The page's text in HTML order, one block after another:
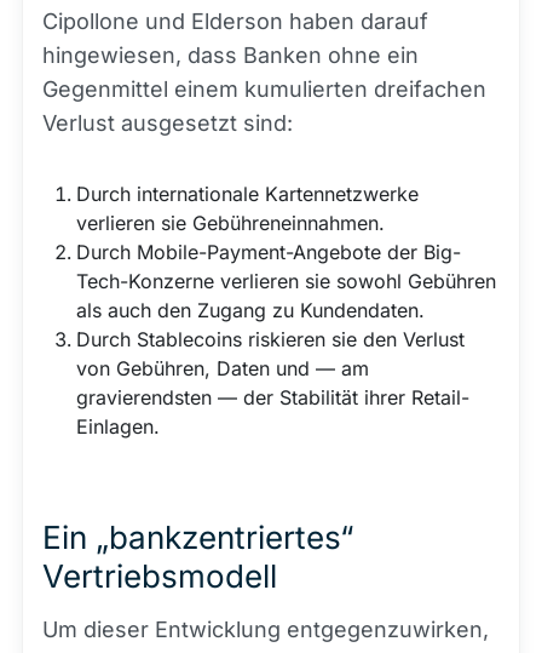
Cipollone und Elderson haben darauf
hingewiesen, dass Banken ohne ein
Gegenmittel einem kumulierten dreifachen
Verlust ausgesetzt sind:
Durch internationale Kartennetzwerke
verlieren sie Gebühreneinnahmen.
Durch Mobile-Payment-Angebote der Big-
Tech-Konzerne verlieren sie sowohl Gebühren
als auch den Zugang zu Kundendaten.
Durch Stablecoins riskieren sie den Verlust
von Gebühren, Daten und — am
gravierendsten — der Stabilität ihrer Retail-
Einlagen.
Ein „bankzentriertes“
Vertriebsmodell
Um dieser Entwicklung entgegenzuwirken,